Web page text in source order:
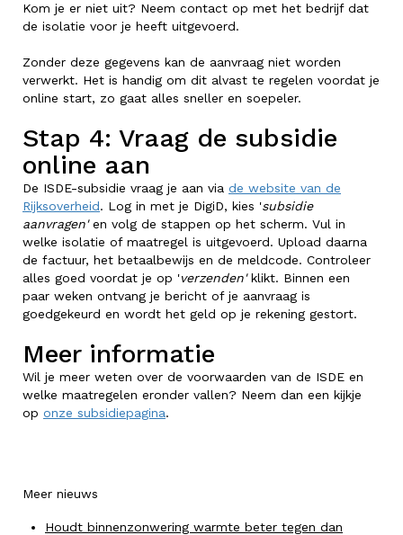
Kom je er niet uit? Neem contact op met het bedrijf dat
de isolatie voor je heeft uitgevoerd.
Zonder deze gegevens kan de aanvraag niet worden
verwerkt. Het is handig om dit alvast te regelen voordat je
online start, zo gaat alles sneller en soepeler.
Stap 4: Vraag de subsidie
online aan
De ISDE-subsidie vraag je aan via de website van de
Rijksoverheid. Log in met je DigiD, kies 'subsidie
aanvragen'en volg de stappen op het scherm. Vul in
welke isolatie of maatregel is uitgevoerd. Upload daarna
de factuur, het betaalbewijs en de meldcode. Controleer
alles goed voordat je op 'verzenden'klikt. Binnen een
paar weken ontvang je bericht of je aanvraag is
goedgekeurd en wordt het geld op je rekening gestort.
Meer informatie
Wil je meer weten over de voorwaarden van de ISDE en
welke maatregelen eronder vallen? Neem dan een kijkje
op onze subsidiepagina.
Meer nieuws
Houdt binnenzonwering warmte beter tegen dan